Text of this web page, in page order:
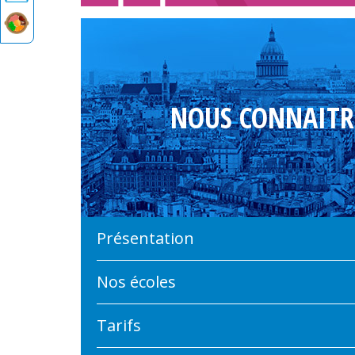
NOUS
Présentation
Nos écoles
Tarifs